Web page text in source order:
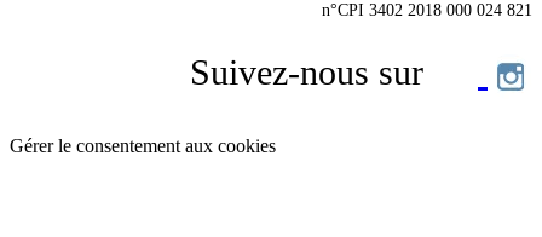
n°CPI 3402 2018 000 024 821
Suivez-nous sur
Gérer le consentement aux cookies